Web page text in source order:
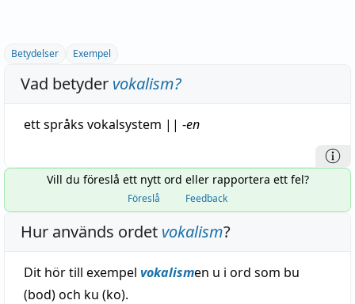
Betydelser Exempel
Vad betyder vokalism?
ett språks vokalsystem || -en
Vill du föreslå ett nytt ord eller rapportera ett fel?
Föreslå Feedback
Hur används ordet vokalism?
Dit hör till exempel vokalismen u i ord som bu
(bod) och ku (ko).